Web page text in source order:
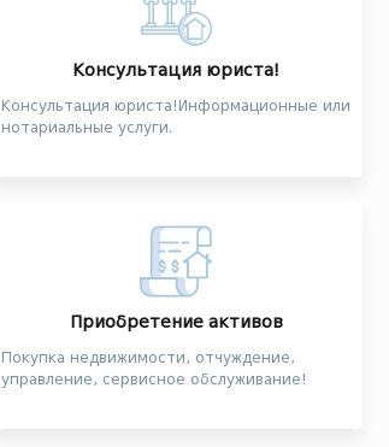
Консультация юриста!
Консультация юриста!Информационные или
нотариальные услуги.
Приобретение активов
Покупка недвижимости, отчуждение,
управление, сервисное обслуживание!